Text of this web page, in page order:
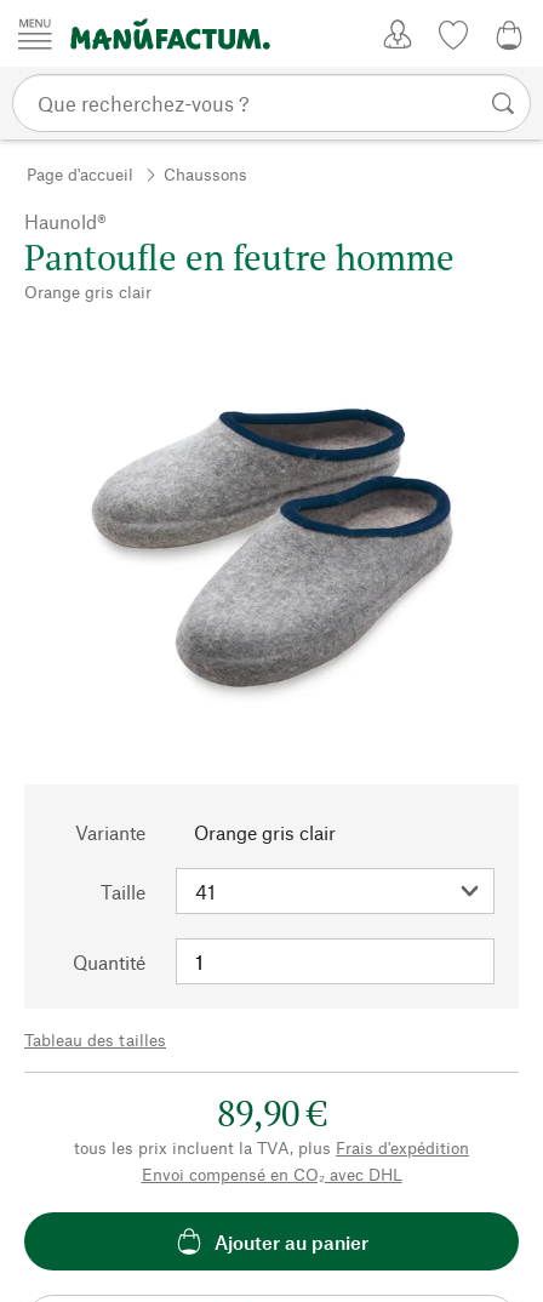
Passer au contenu
Page d'accueil Chaussons
Haunold®
Pantoufle en feutre homme
Orange gris clair
Variante Orange gris clair
Taille
Quantité
Tableau des tailles
89,90 €
tous les prix incluent la TVA, plus Frais d'expédition
Envoi compensé en CO₂ avec DHL
Ajouter au panier